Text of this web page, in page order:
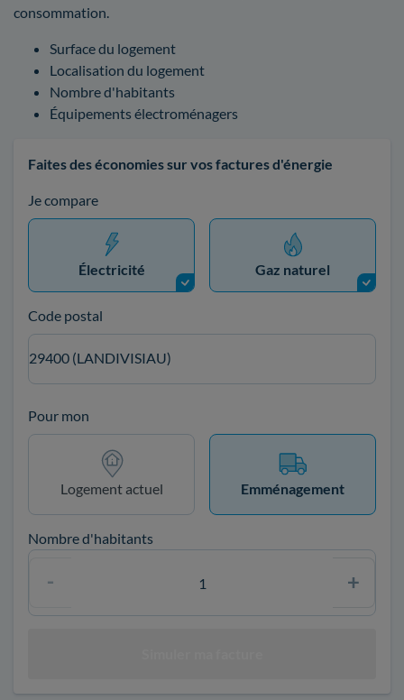
consommation.
Surface du logement
Localisation du logement
Nombre d'habitants
Équipements électroménagers
Faites des économies sur vos factures d'énergie
Je compare
Électricité Gaz naturel
Code postal
29400 (LANDIVISIAU)
Pour mon
Logement actuel Emménagement
Nombre d'habitants